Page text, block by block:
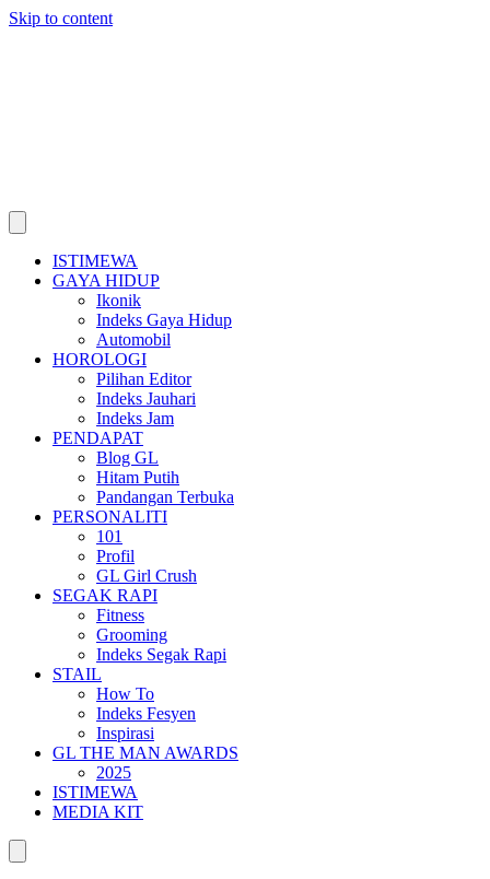
Skip to content
ISTIMEWA
GAYA HIDUP
Ikonik
Indeks Gaya Hidup
Automobil
HOROLOGI
Pilihan Editor
Indeks Jauhari
Indeks Jam
PENDAPAT
Blog GL
Hitam Putih
Pandangan Terbuka
PERSONALITI
101
Profil
GL Girl Crush
SEGAK RAPI
Fitness
Grooming
Indeks Segak Rapi
STAIL
How To
Indeks Fesyen
Inspirasi
GL THE MAN AWARDS
2025
ISTIMEWA
MEDIA KIT